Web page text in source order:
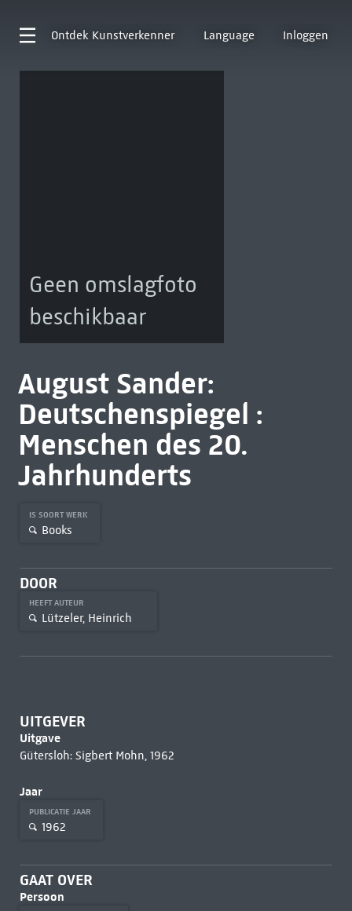
Ontdek Kunstverkenner Language Inloggen
Geen omslagfoto
beschikbaar
August Sander:
Deutschenspiegel :
Menschen des 20.
Jahrhunderts
IS SOORT WERK
Books
DOOR
HEEFT AUTEUR
Lützeler, Heinrich
UITGEVER
Uitgave
Gütersloh: Sigbert Mohn, 1962
Jaar
PUBLICATIE JAAR
1962
GAAT OVER
Persoon